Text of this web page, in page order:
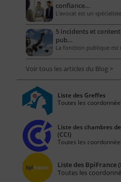
confiance…
L'avocat est un
5 incidents et
pub…
La fonction publique est
Voir tous les articles du Blog >
Liste des Greffes
Toutes les
Liste des chambres
(CCI)
Toutes les
Liste des BpiFrance
Toutes les